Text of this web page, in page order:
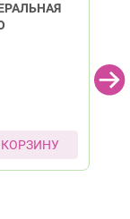
КОРЗИНУ